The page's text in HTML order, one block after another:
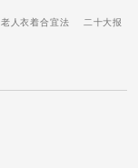
老人衣着合宜法 二十大报